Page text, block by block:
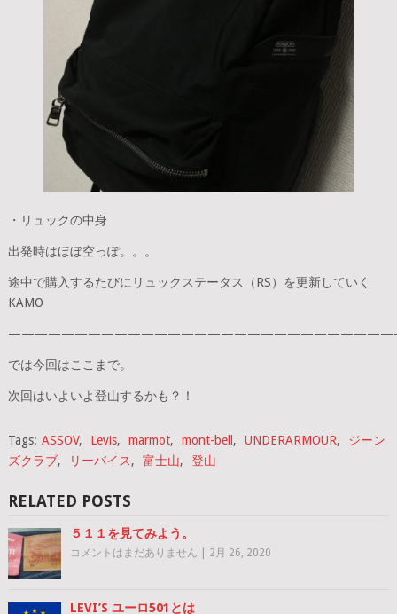
・リュックの中身
出発時はほぼ空っぽ。。。
途中で購入するたびにリュックステータス（RS）を更新していく
KAMO
では今回はここまで。
次回はいよいよ登山するかも？！
Tags: ASSOV, Levis, marmot, mont-bell , UNDERARMOUR,
ジーン
ズクラブ, リーバイス, 富士山, 登山
RELATED POSTS
５１１を見てみよう。
コメントはまだありません 2月 26, 2020
LEVI’S ユーロ501とは